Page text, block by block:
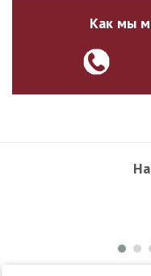
Как мы